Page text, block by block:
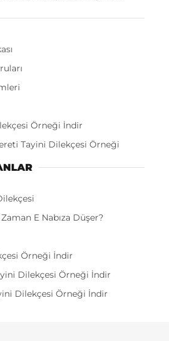
Örneği İndir
Tayini Dilekçesi Örneği
E Nabıza Düşer?
Örneği İndir
Dilekçesi Örneği İndir
Dilekçesi Örneği İndir